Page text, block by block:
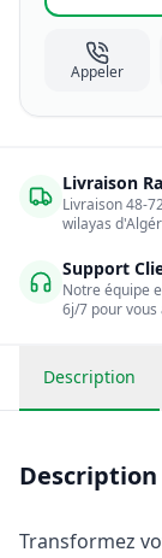
Appeler
Livraison
Livraison 48-
wilayas
Support
Notre équipe
6j/7 pour vous
Description
Transformez